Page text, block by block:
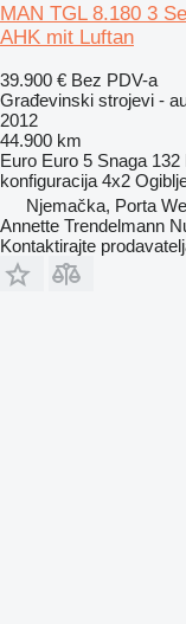
MAN TGL 8.180 3
AHK mit Luftan
39.900 € Bez PDV-a
Građevinski strojevi -
2012
44.900 km
Euro Euro 5 Snaga 132
konfiguracija 4x2
Njemačka, Porta
Annette Trendelmann
Kontaktirajte